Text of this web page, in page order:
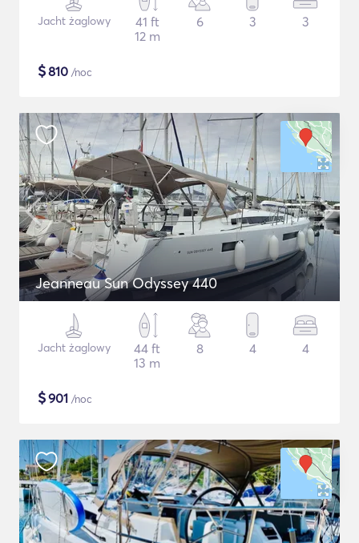
Jacht żaglowy
41 ft
12 m
6 3 3
$810 /noc
Jeanneau Sun Odyssey 440
Jacht żaglowy
44 ft
13 m
8 4 4
$901 /noc